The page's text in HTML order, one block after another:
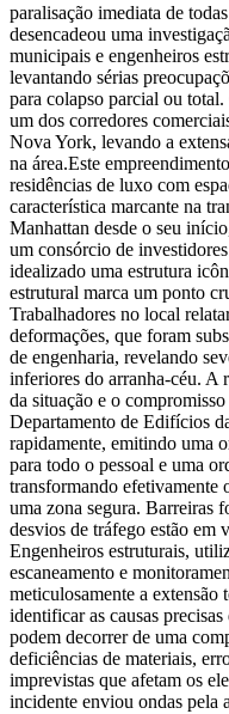
paralisação imediata de
desencadeou uma
municipais e engenheiros
levantando sérias
para colapso parcial ou
um dos corredores
Nova York, levando a
na área.Este
residências de luxo com
característica marcante na
Manhattan desde o seu
um consórcio de
idealizado uma estrutura
estrutural marca um ponto
Trabalhadores no local
deformações, que foram
de engenharia, revelando
inferiores do arranha-céu. A
da situação e o
Departamento de Edifícios
rapidamente, emitindo uma
para todo o pessoal e uma
transformando efetivamente
uma zona segura. Barreiras
desvios de tráfego estão em
Engenheiros estruturais,
escaneamento e
meticulosamente a
identificar as causas
podem decorrer de uma
deficiências de materiais,
imprevistas que afetam os
incidente enviou ondas pela